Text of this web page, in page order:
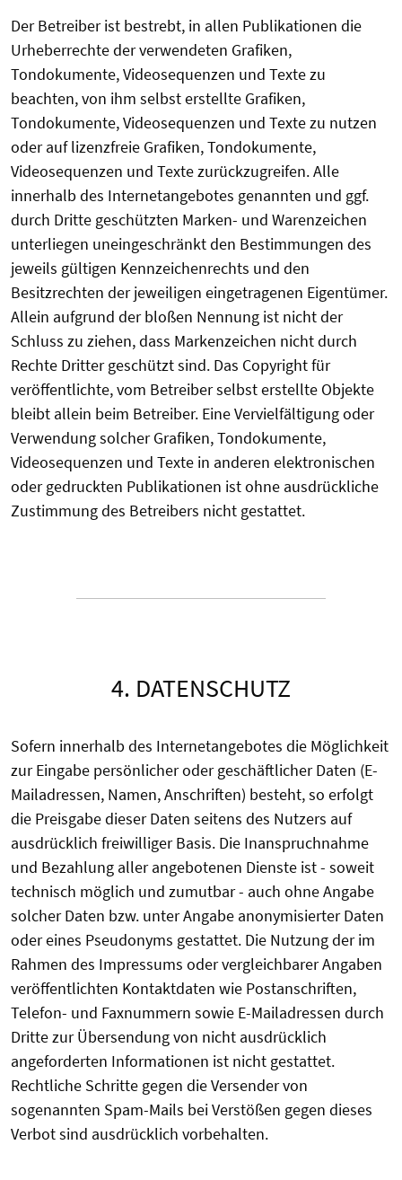
Der Betreiber ist bestrebt, in allen Publikationen die
Urheberrechte der verwendeten Grafiken,
Tondokumente, Videosequenzen und Texte zu
beachten, von ihm selbst erstellte Grafiken,
Tondokumente, Videosequenzen und Texte zu nutzen
oder auf lizenzfreie Grafiken, Tondokumente,
Videosequenzen und Texte zurückzugreifen. Alle
innerhalb des Internetangebotes genannten und ggf.
durch Dritte geschützten Marken- und Warenzeichen
unterliegen uneingeschränkt den Bestimmungen des
jeweils gültigen Kennzeichenrechts und den
Besitzrechten der jeweiligen eingetragenen Eigentümer.
Allein aufgrund der bloßen Nennung ist nicht der
Schluss zu ziehen, dass Markenzeichen nicht durch
Rechte Dritter geschützt sind. Das Copyright für
veröffentlichte, vom Betreiber selbst erstellte Objekte
bleibt allein beim Betreiber. Eine Vervielfältigung oder
Verwendung solcher Grafiken, Tondokumente,
Videosequenzen und Texte in anderen elektronischen
oder gedruckten Publikationen ist ohne ausdrückliche
Zustimmung des Betreibers nicht gestattet.
4. DATENSCHUTZ
Sofern innerhalb des Internetangebotes die Möglichkeit
zur Eingabe persönlicher oder geschäftlicher Daten (E-
Mailadressen, Namen, Anschriften) besteht, so erfolgt
die Preisgabe dieser Daten seitens des Nutzers auf
ausdrücklich freiwilliger Basis. Die Inanspruchnahme
und Bezahlung aller angebotenen Dienste ist - soweit
technisch möglich und zumutbar - auch ohne Angabe
solcher Daten bzw. unter Angabe anonymisierter Daten
oder eines Pseudonyms gestattet. Die Nutzung der im
Rahmen des Impressums oder vergleichbarer Angaben
veröffentlichten Kontaktdaten wie Postanschriften,
Telefon- und Faxnummern sowie E-Mailadressen durch
Dritte zur Übersendung von nicht ausdrücklich
angeforderten Informationen ist nicht gestattet.
Rechtliche Schritte gegen die Versender von
sogenannten Spam-Mails bei Verstößen gegen dieses
Verbot sind ausdrücklich vorbehalten.